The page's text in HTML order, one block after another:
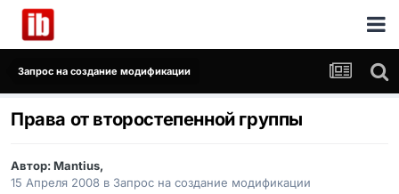
Запрос на создание модификации
Права от второстепенной группы
Автор:Mantius,
15 Апреля 2008 в Запрос на создание модификации